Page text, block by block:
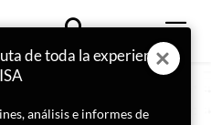
de toda la experiencia
análisis e informes de